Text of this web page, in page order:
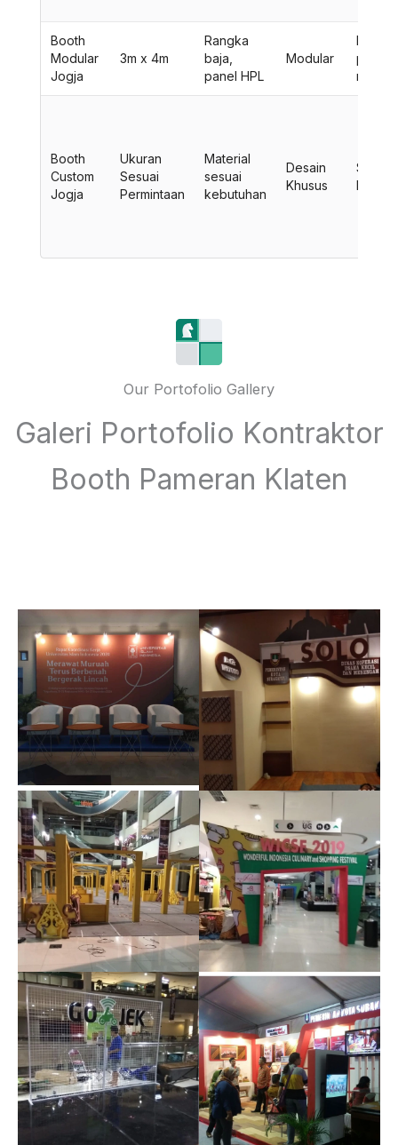
Booth
Modular
Jogja
3m x 4m
Rangka
baja,
panel HPL
Modular
Display
rak
Booth
Custom
Jogja
Ukuran
Sesuai
Permintaan
Material
sesuai
kebutuhan
Desain
Khusus
Sesuai
Our Portofolio Gallery
Galeri Portofolio Kontraktor
Booth Pameran Klaten